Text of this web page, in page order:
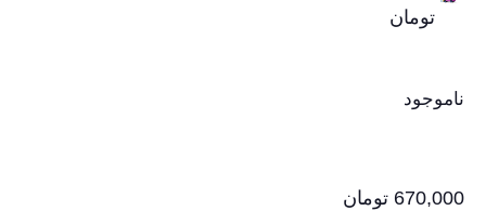
تومان
ناموجود
670,000 تومان